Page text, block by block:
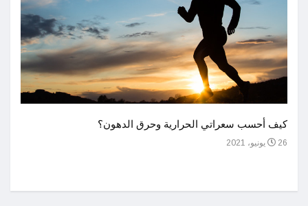
كيف أحسب سعراتي الحرارية وحرق الدهون؟
26 يونيو، 2021